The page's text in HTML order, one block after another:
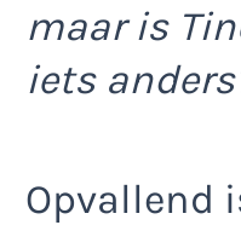
maar is
iets
Opvallend